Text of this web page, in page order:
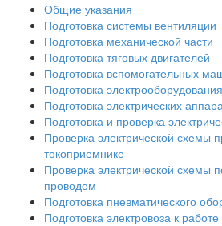
Общие указания
Подготовка системы вентиляции
Подготовка механической части
Подготовка тяговых двигателей
Подготовка вспомогательных
Подготовка
Подготовка электрических
Подготовка и проверка
Проверка электрической схемы
токоприемнике
Проверка электрической схемы
проводом
Подготовка пневматического
Подготовка электровоза к